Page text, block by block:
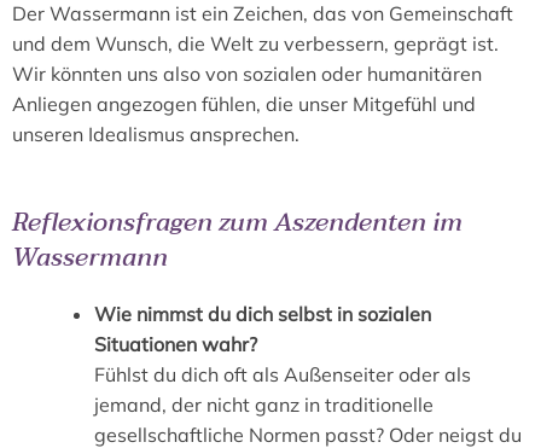
Der Wassermann ist ein Zeichen, das von Gemeinschaft
und dem Wunsch, die Welt zu verbessern, geprägt ist.
Wir könnten uns also von sozialen oder humanitären
Anliegen angezogen fühlen, die unser Mitgefühl und
unseren Idealismus ansprechen.
Reflexionsfragen zum Aszendenten im
Wassermann
Wie nimmst du dich selbst in sozialen
Situationen wahr?
Fühlst du dich oft als Außenseiter oder als
jemand, der nicht ganz in traditionelle
gesellschaftliche Normen passt? Oder neigst du